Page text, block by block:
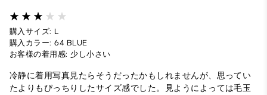
購入サイズ: L
購入カラー: 64 BLUE
お客様の着用感: 少し小さい
冷静に着用写真見たらそうだったかもしれませんが、思ってい
たよりもぴっちりしたサイズ感でした。見ようによっては毛玉